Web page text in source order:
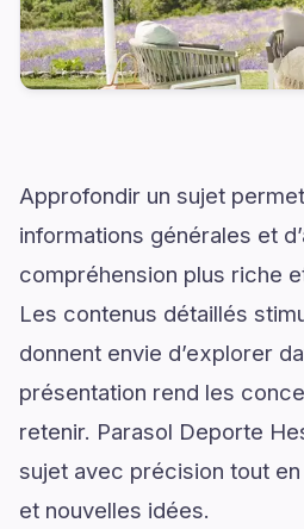
Approfondir un sujet
informations générales et
compréhension plus riche
Les contenus détaillés
donnent envie d’explorer
présentation rend les
retenir. Parasol Deporte
sujet avec précision tout
et nouvelles idées.